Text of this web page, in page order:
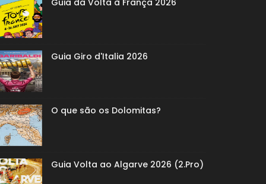
Guia da Volta à França 2026
Guia Giro d'Italia 2026
O que são os Dolomitas?
Guia Volta ao Algarve 2026 (2.Pro)